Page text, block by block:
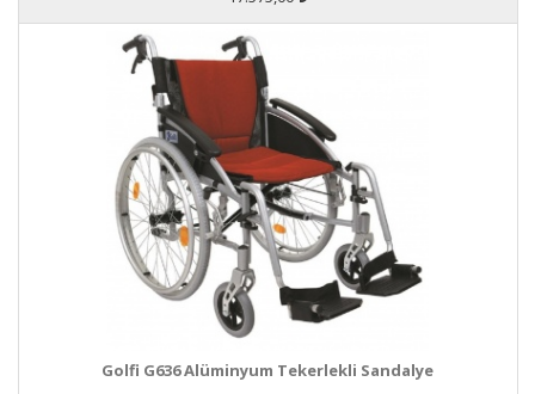
Golfi G636 Alüminyum Tekerlekli Sandalye